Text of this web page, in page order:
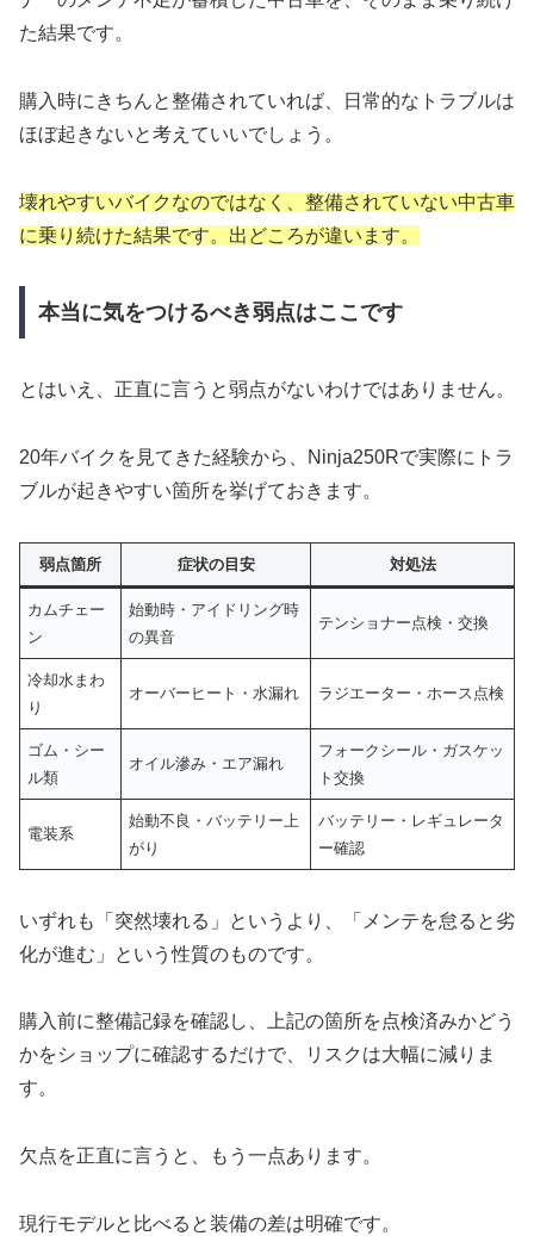
た結果です。
購入時にきちんと整備されていれば、日常的なトラブルは
ほぼ起きないと考えていいでしょう。
壊れやすいバイクなのではなく、整備されていない中古車
に乗り続けた結果です。出どころが違います。
本当に気をつけるべき弱点はここです
とはいえ、正直に言うと弱点がないわけではありません。
20年バイクを見てきた経験から、Ninja250Rで実際にトラ
ブルが起きやすい箇所を挙げておきます。
弱点箇所 症状の目安 対処法
カムチェー
ン
始動時・アイドリング時
の異音
テンショナー点検・交換
冷却水まわ
り
オーバーヒート・水漏れ ラジエーター・ホース点検
ゴム・シー
ル類
オイル滲み・エア漏れ
フォークシール・ガスケッ
ト交換
電装系
始動不良・バッテリー上
がり
バッテリー・レギュレータ
ー確認
いずれも「突然壊れる」というより、「メンテを怠ると劣
化が進む」という性質のものです。
購入前に整備記録を確認し、上記の箇所を点検済みかどう
かをショップに確認するだけで、リスクは大幅に減りま
す。
欠点を正直に言うと、もう一点あります。
現行モデルと比べると装備の差は明確です。